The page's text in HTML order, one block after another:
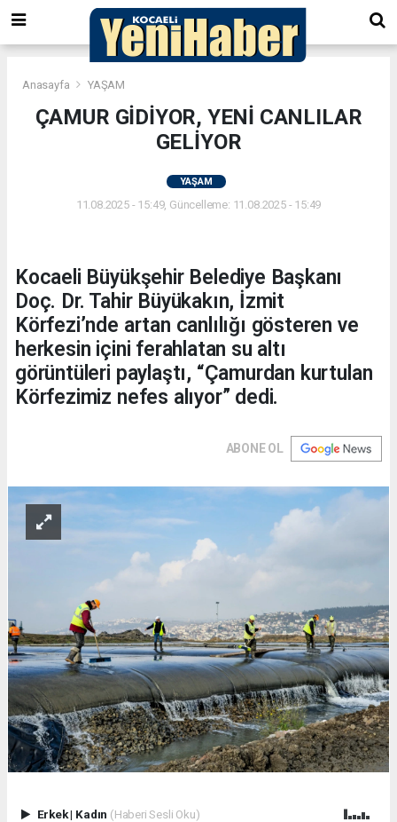
Anasayfa YAŞAM
ÇAMUR GİDİYOR, YENİ CANLILAR
GELİYOR
YAŞAM
11.08.2025 - 15:49, Güncelleme: 11.08.2025 - 15:49
Kocaeli Büyükşehir Belediye Başkanı
Doç. Dr. Tahir Büyükakın, İzmit
Körfezi’nde artan canlılığı gösteren ve
herkesin içini ferahlatan su altı
görüntüleri paylaştı, “Çamurdan kurtulan
Körfezimiz nefes alıyor” dedi.
ABONE OL
Erkek| Kadın (Haberi Sesli Oku)